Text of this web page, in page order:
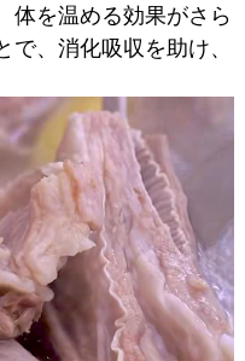
体を温める効果がさら
、消化吸収を助け、